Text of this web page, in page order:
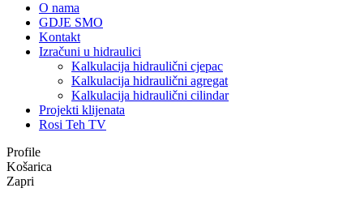
O nama
GDJE SMO
Kontakt
Izračuni u hidraulici
Kalkulacija hidraulični cjepac
Kalkulacija hidraulični agregat
Kalkulacija hidraulični cilindar
Projekti klijenata
Rosi Teh TV
Profile
Košarica
Zapri